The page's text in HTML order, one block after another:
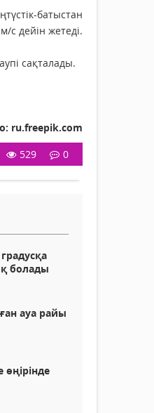
батыстан
с дейін жетеді.
сақталады.
ru.freepik.com
529 0
болады
ауа райы
өңірінде